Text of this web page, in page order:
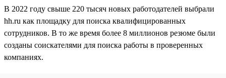
В 2022 году свыше 220 тысяч новых работодателей выбрали
hh.ru как площадку для поиска квалифицированных
сотрудников. В то же время более 8 миллионов резюме были
созданы соискателями для поиска работы в проверенных
компаниях.